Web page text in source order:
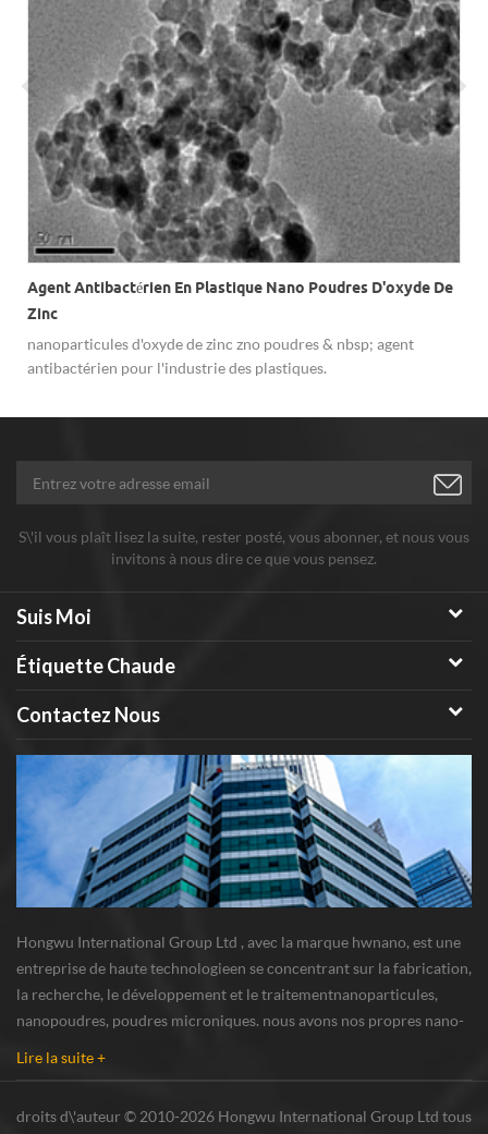
Agent Antibactérien En Plastique Nano Poudres D'oxyde De
Zinc
nanoparticules d'oxyde de zinc zno poudres & nbsp; agent
antibactérien pour l'industrie des plastiques.
S\'il vous plaît lisez la suite, rester posté, vous abonner, et nous vous
invitons à nous dire ce que vous pensez.
Suis Moi
Étiquette Chaude
Contactez Nous
Hongwu International Group Ltd , avec la marque hwnano, est une
entreprise de haute technologieen se concentrant sur la fabrication,
la recherche, le développement et le traitementnanoparticules,
nanopoudres, poudres microniques. nous avons nos propres nano-
Lire la suite +
droits d\'auteur © 2010-2026 Hongwu International Group Ltd tous